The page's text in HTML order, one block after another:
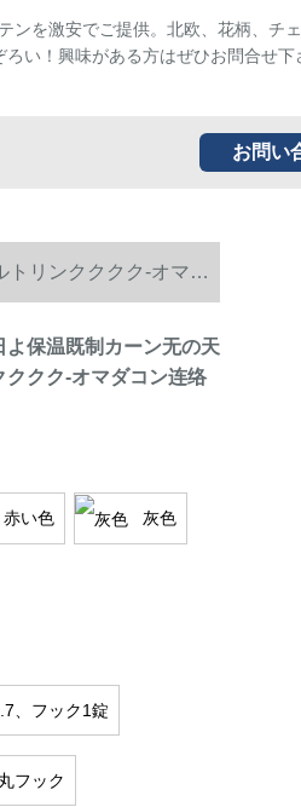
ンを激安でご提供。北欧、花柄、チ
い！興味がある方はぜひお問合せ下
お問い
リンクククク-オマダ
保温既制カーン无の天
クク-オマダコン连络
赤い色 灰色
、フック1錠
フック